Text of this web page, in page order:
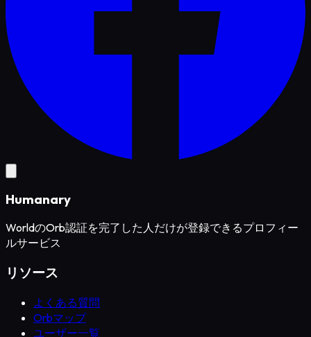
Humanary
WorldのOrb認証を完了した人だけが登録できるプロフィー
ルサービス
リソース
よくある質問
Orbマップ
ユーザー一覧